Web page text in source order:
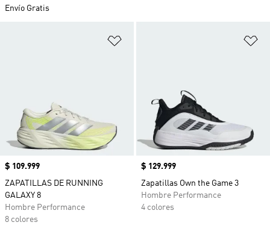
Envío Gratis
Precio
$ 109.999
ZAPATILLAS DE RUNNING
GALAXY 8
Hombre Performance
8 colores
Precio
$ 129.999
Zapatillas Own the Game 3
Hombre Performance
4 colores